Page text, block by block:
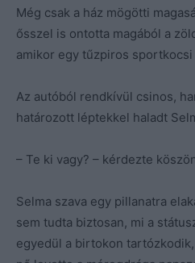
Még csak a ház mögötti
ősszel is ontotta magából a
amikor egy tűzpiros
Az autóból rendkívül csinos,
határozott léptekkel haladt
– Te ki vagy? – kérdezte
Selma szava egy pillanatra
sem tudta biztosan, mi a
egyedül a birtokon